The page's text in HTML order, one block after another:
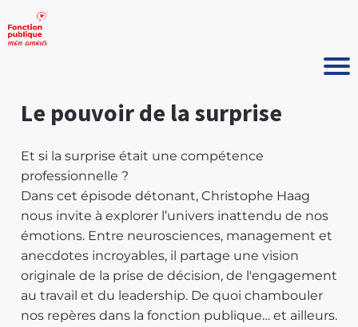
Le pouvoir de la surprise
Et si la surprise était une compétence
professionnelle ?
Dans cet épisode détonant, Christophe Haag
nous invite à explorer l’univers inattendu de nos
émotions. Entre neurosciences, management et
anecdotes incroyables, il partage une vision
originale de la prise de décision, de l'engagement
au travail et du leadership. De quoi chambouler
nos repères dans la fonction publique… et ailleurs.